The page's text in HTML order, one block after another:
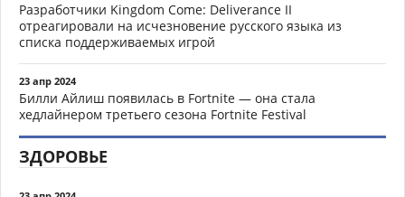
Разработчики Kingdom Come: Deliverance II
отреагировали на исчезновение русского языка из
списка поддерживаемых игрой
23 апр 2024
Билли Айлиш появилась в Fortnite — она стала
хедлайнером третьего сезона Fortnite Festival
ЗДОРОВЬЕ